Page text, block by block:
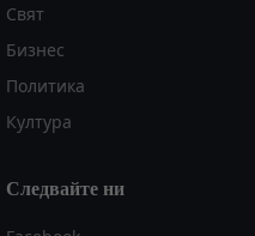
Свят
Бизнес
Политика
Култура
Следвайте ни